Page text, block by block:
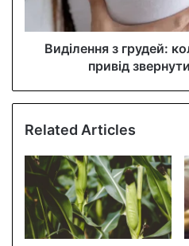
Виділення з грудей:
привід
Related Articles